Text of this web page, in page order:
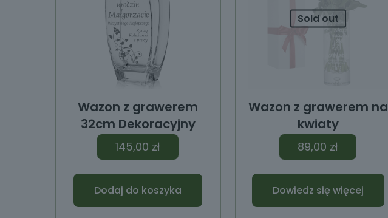
Wazon z grawerem
32cm Dekoracyjny
145,00 zł
Dodaj do koszyka
Sold out
Wazon z grawerem na
kwiaty
89,00 zł
Dowiedz się więcej